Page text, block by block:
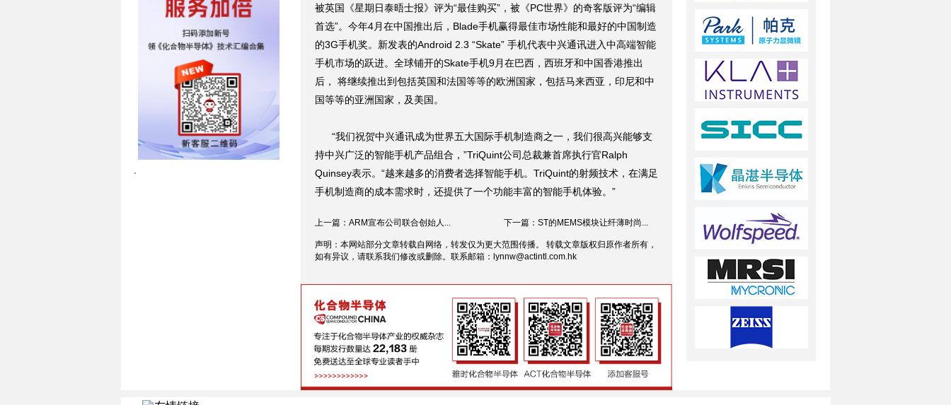
被英国《星期日泰晤士报》评为“最佳购买”，被《PC世界》的奇客版评为“编辑
首选”。今年4月在中国推出后，Blade手机赢得最佳市场性能和最好的中国制造
的3G手机奖。新发表的Android 2.3 “Skate” 手机代表中兴通讯进入中高端智能
手机市场的跃进。全球铺开的Skate手机9月在巴西，西班牙和中国香港推出
后， 将继续推出到包括英国和法国等等的欧洲国家，包括马来西亚，印尼和中
国等等的亚洲国家，及美国。
“我们祝贺中兴通讯成为世界五大国际手机制造商之一，我们很高兴能够支
持中兴广泛的智能手机产品组合，”TriQuint公司总裁兼首席执行官Ralph
Quinsey表示。“越来越多的消费者选择智能手机。TriQuint的射频技术，在满足
手机制造商的成本需求时，还提供了一个功能丰富的智能手机体验。”
上一篇：ARM宣布公司联合创始人... 下一篇：ST的MEMS模块让纤薄时尚...
声明：本网站部分文章转载自网络，转发仅为更大范围传播。 转载文章版权归原作者所有，
如有异议，请联系我们修改或删除。联系邮箱： lynnw@actintl.com.hk